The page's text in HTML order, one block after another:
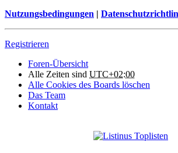
Nutzungsbedingungen |
Registrieren
Foren-Übersicht
Alle Zeiten sind UTC+02:00
Alle Cookies des Boards löschen
Das Team
Kontakt